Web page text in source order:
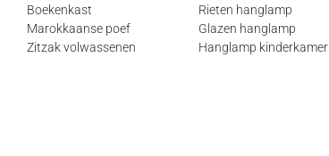
Boekenkast
Marokkaanse poef
Zitzak volwassenen
Rieten hanglamp
Glazen hanglamp
Hanglamp kinderkamer